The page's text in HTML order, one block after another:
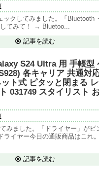
ックしてみました。「Bluetooth
てみて！ → Bluetoo...
記事を読む
S24 Ultra 用 手帳型
各キャリア 共通対
ト式 ピタッと閉まる
031749 スタイリスト
みました。「ドライヤー」がピ
イヤー今日の通販商品はこれ
記事を読む